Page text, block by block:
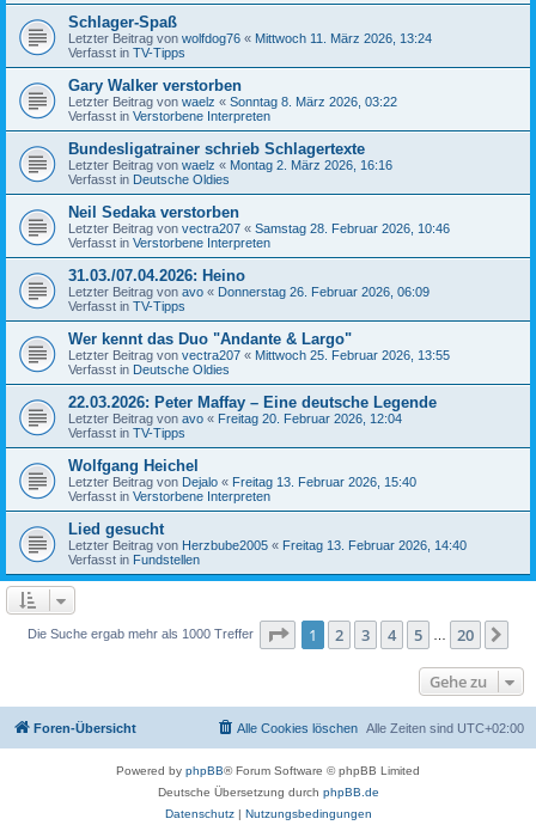
Schlager-Spaß
Letzter Beitrag von wolfdog76 « Mittwoch 11. März 2026, 13:24
Verfasst in TV-Tipps
Gary Walker verstorben
Letzter Beitrag von waelz « Sonntag 8. März 2026, 03:22
Verfasst in Verstorbene Interpreten
Bundesligatrainer schrieb Schlagertexte
Letzter Beitrag von waelz « Montag 2. März 2026, 16:16
Verfasst in Deutsche Oldies
Neil Sedaka verstorben
Letzter Beitrag von vectra207 « Samstag 28. Februar 2026, 10:46
Verfasst in Verstorbene Interpreten
31.03./07.04.2026: Heino
Letzter Beitrag von avo « Donnerstag 26. Februar 2026, 06:09
Verfasst in TV-Tipps
Wer kennt das Duo "Andante & Largo"
Letzter Beitrag von vectra207 « Mittwoch 25. Februar 2026, 13:55
Verfasst in Deutsche Oldies
22.03.2026: Peter Maffay – Eine deutsche Legende
Letzter Beitrag von avo « Freitag 20. Februar 2026, 12:04
Verfasst in TV-Tipps
Wolfgang Heichel
Letzter Beitrag von Dejalo « Freitag 13. Februar 2026, 15:40
Verfasst in Verstorbene Interpreten
Lied gesucht
Letzter Beitrag von Herzbube2005 « Freitag 13. Februar 2026, 14:40
Verfasst in Fundstellen
Die Suche ergab mehr als 1000 Treffer Seite 1von 20
1 2 3 4 5 20
Gehe zu
Foren-Übersicht Alle Zeiten sind UTC+02:00
Alle Cookies löschen
Powered by phpBB® Forum Software © phpBB Limited
Deutsche Übersetzung durch phpBB.de
Datenschutz| Nutzungsbedingungen